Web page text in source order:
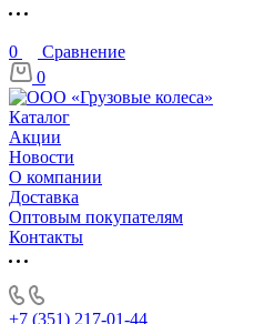
0
Сравнение
0
Каталог
Акции
Новости
О компании
Доставка
Оптовым покупателям
Контакты
+7 (351) 217-01-44